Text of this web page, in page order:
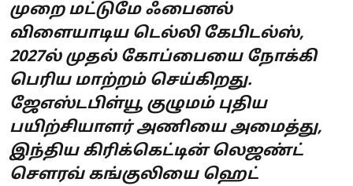
முறை மட்டுமே ஃபைனல்
விளையாடிய டெல்லி கேபிடல்ஸ்,
2027ல் முதல் கோப்பையை நோக்கி
பெரிய மாற்றம் செய்கிறது.
ஜேஎஸ்டபிள்யூ குழுமம் புதிய
பயிற்சியாளர் அணியை அமைத்து,
இந்திய கிரிக்கெட்டின் லெஜண்ட்
சௌரவ் கங்குலியை ஹெட்